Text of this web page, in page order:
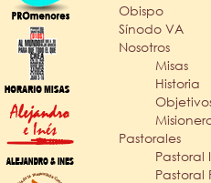
Obispo
Sínodo VA
Nosotros
Misas
Historia
Pastorales
Pastoral
Pastoral